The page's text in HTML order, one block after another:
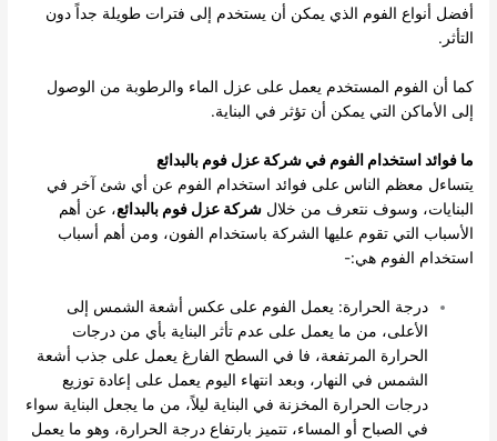
أفضل أنواع الفوم الذي يمكن أن يستخدم إلى فترات طويلة جداً دون
التأثر.
كما أن الفوم المستخدم يعمل على عزل الماء والرطوبة من الوصول
إلى الأماكن التي يمكن أن تؤثر في البناية.
ما فوائد استخدام الفوم في شركة عزل فوم بالبدائع
يتساءل معظم الناس على فوائد استخدام الفوم عن أي شئ آخر في
البنايات، وسوف نتعرف من خلالشركة عزل فوم بالبدائع، عن أهم
الأسباب التي تقوم عليها الشركة باستخدام الفون، ومن أهم أسباب
استخدام الفوم هي:-
درجة الحرارة: يعمل الفوم على عكس أشعة الشمس إلى
الأعلى، من ما يعمل على عدم تأثر البناية بأي من درجات
الحرارة المرتفعة، فا في السطح الفارغ يعمل على جذب أشعة
الشمس في النهار، وبعد انتهاء اليوم يعمل على إعادة توزيع
درجات الحرارة المخزنة في البناية ليلاً، من ما يجعل البناية سواء
في الصباح أو المساء، تتميز بارتفاع درجة الحرارة، وهو ما يعمل